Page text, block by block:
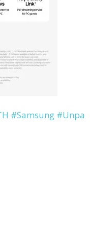
#Samsung #Unpa